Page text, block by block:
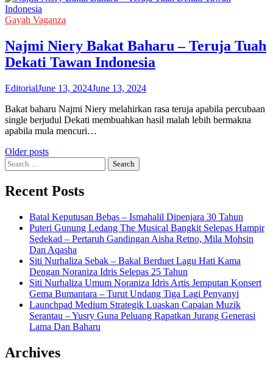
Gayah Vaganza
Najmi Niery Bakat Baharu – Teruja Tuah
Dekati Tawan Indonesia
EditorialJune 13, 2024June 13, 2024
Bakat baharu Najmi Niery melahirkan rasa teruja apabila percubaan
single berjudul Dekati membuahkan hasil malah lebih bermakna
apabila mula mencuri…
Posts
navigation
Older posts
Search
for:
Recent Posts
Batal Keputusan Bebas – Ismahalil Dipenjara 30 Tahun
Puteri Gunung Ledang The Musical Bangkit Selepas Hampir
Sedekad – Pertaruh Gandingan Aisha Retno, Mila Mohsin
Dan Aqasha
Siti Nurhaliza Sebak – Bakal Berduet Lagu Hati Kama
Dengan Noraniza Idris Selepas 25 Tahun
Siti Nurhaliza Umum Noraniza Idris Artis Jemputan Konsert
Gema Bumantara – Turut Undang Tiga Lagi Penyanyi
Launchpad Medium Strategik Luaskan Capaian Muzik
Serantau – Yusry Guna Peluang Rapatkan Jurang Generasi
Lama Dan Baharu
Archives